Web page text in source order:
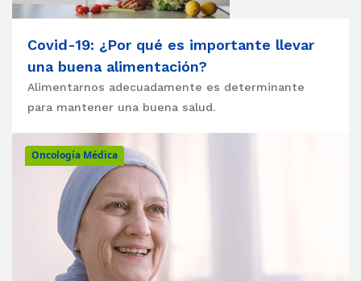
Covid-19: ¿Por qué es importante llevar
una buena alimentación?
Alimentarnos adecuadamente es determinante
para mantener una buena salud.
Oncología Médica